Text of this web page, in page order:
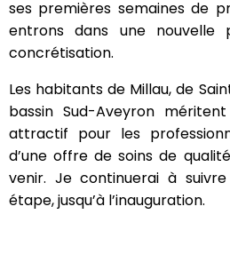
ses premières semaines de
entrons dans une
concrétisation.
Les habitants de Millau, de
bassin Sud-Aveyron
attractif pour les
d’une offre de soins de
venir. Je continuerai à
étape, jusqu’à l’inauguration.